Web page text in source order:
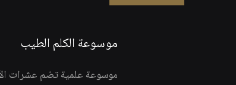
موسوعة الكلم الطيب
موسوعة علمية تضم عشرات